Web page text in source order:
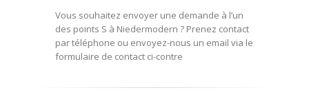
Vous souhaitez envoyer une demande à l’un
des points S à Niedermodern ? Prenez contact
par téléphone ou envoyez-nous un email via le
formulaire de contact ci-contre